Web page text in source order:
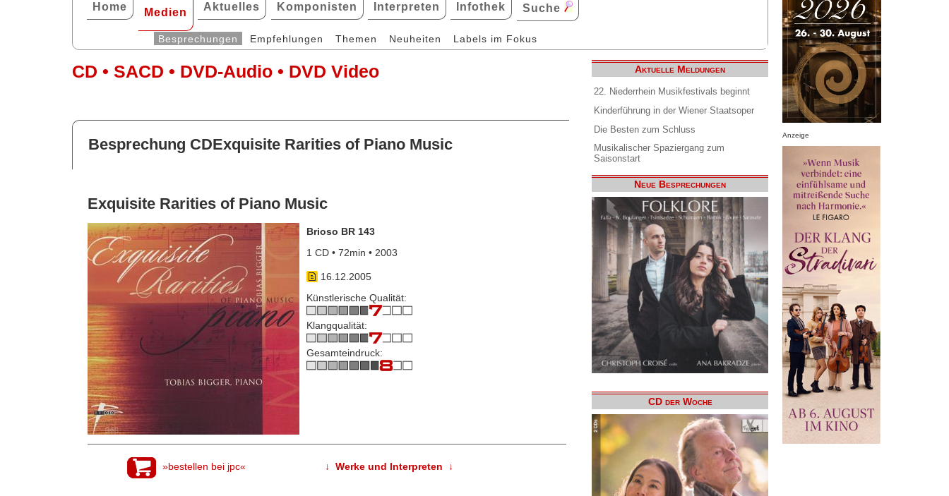
Home Medien Aktuelles Komponisten Interpreten Infothek Suche
Besprechungen Empfehlungen Themen Neuheiten Labels im Fokus
CD • SACD • DVD-Audio • DVD Video
Besprechung CDExquisite Rarities of Piano Music
Exquisite Rarities of Piano Music
Brioso BR 143
1 CD • 72min • 2003
16.12.2005
Künstlerische Qualität:
Klangqualität:
Gesamteindruck:
»bestellen bei jpc« ↓ Werke und Interpreten ↓
Aktuelle Meldungen
22. Niederrhein Musikfestivals beginnt
Kinderführung in der Wiener Staatsoper
Die Besten zum Schluss
Musikalischer Spaziergang zum
Saisonstart
Neue Besprechungen
CD der Woche
Anzeige